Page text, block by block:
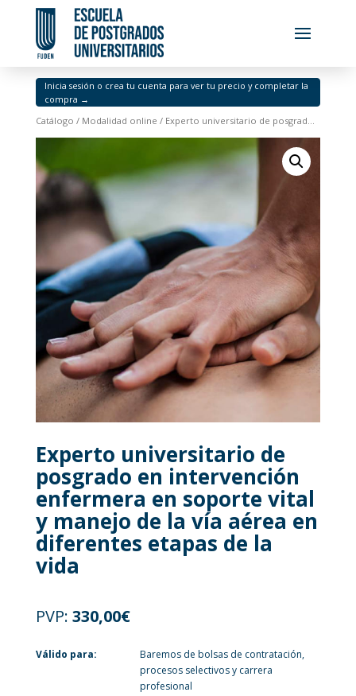
Catálogo / Modalidad online / Experto universitario de posgrado en intervención enfermera en soporte vital y manejo de la vía aérea en diferentes etapas de la vida
Inicia sesión o crea tu cuenta para ver tu precio y completar la
compra →
Experto universitario de
posgrado en intervención
enfermera en soporte vital
y manejo de la vía aérea en
diferentes etapas de la
vida
PVP: 330,00€
Válido para:
Baremos de bolsas de contratación,
procesos selectivos y carrera
profesional